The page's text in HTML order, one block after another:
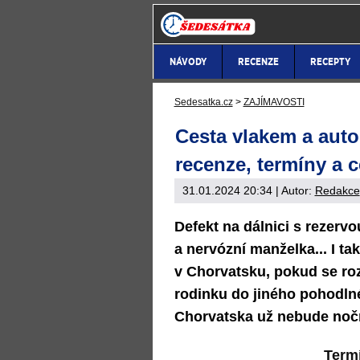
NÁVODY RECENZE RECEPTY
Sedesatka.cz > ZAJÍMAVOSTI
Cesta vlakem a
recenze, termíny a
31.01.2024 20:34| Autor: Redakce
Defekt na dálnici s
a nervózní manželka... I
v Chorvatsku, pokud se
rodinku do jiného
Chorvatska už nebude